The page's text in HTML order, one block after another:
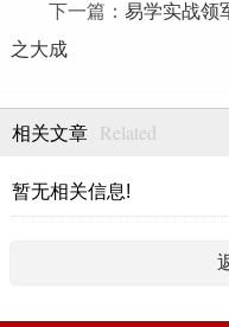
下一篇： 易学实战领
之大成
相关文章 Related
暂无相关信息!